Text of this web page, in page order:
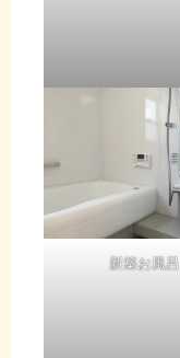
新築お風呂